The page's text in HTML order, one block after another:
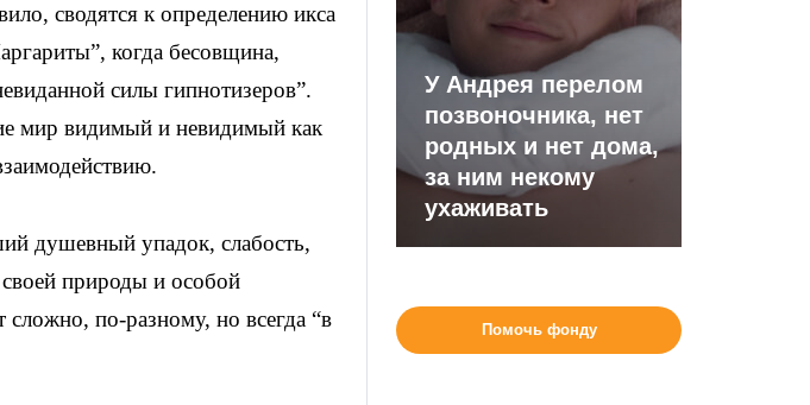
сводятся к определению икса
когда бесовщина,
силы гипнотизеров”.
мир видимый и невидимый как
душевный упадок, слабость,
природы и особой
по-разному, но всегда “в
У Андрея перелом
позвоночника, нет
родных и нет дома,
за ним некому
ухаживать
Помочь фонду